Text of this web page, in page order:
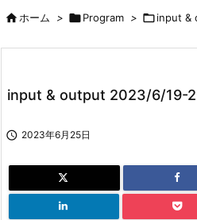
ホーム > Program > input &
input & output 2023/6/19-
 2023年6月25日